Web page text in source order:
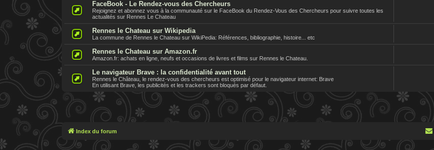
FaceBook - Le Rendez-vous des Chercheurs
Rejoignez et abonnez vous à la communauté sur le FaceBook du Rendez-Vous des Chercheurs pour suivre toutes les
actualités sur Rennes Le Chateau
Rennes le Chateau sur Wikipedia
La commune de Rennes le Chateau sur WikiPedia: Références, bibliographie, histoire... etc
Rennes le Chateau sur Amazon.fr
Amazon.fr: achats en ligne, neufs et occasions de livres et films sur Rennes le Chateau.
Le navigateur Brave : la confidentialité avant tout
Rennes le Château, le rendez-vous des chercheurs est optimisé pour le navigateur internet: Brave
En utilisant Brave, les publicités et les trackers sont bloqués par défaut.
Index du forum